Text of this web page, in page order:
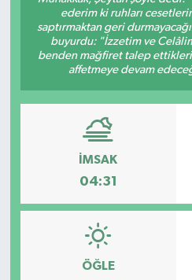
ederim ki ruhları
saptırmaktan geri
buyurdu: "İzzetim ve
benden mağfiret talep
affetmeye devam
İMSAK
04:31
ÖĞLE